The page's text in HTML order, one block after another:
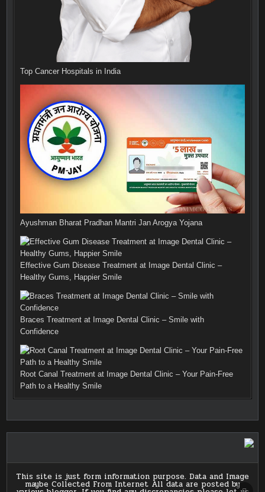
Top Cancer Hospitals in India
Ayushman Bharat Pradhan Mantri Jan Arogya Yojana
Effective Gum Disease Treatment at Image Dental Clinic –
Healthy Gums, Happier Smile
Braces Treatment at Image Dental Clinic – Smile with
Confidence
Root Canal Treatment at Image Dental Clinic – Your Pain-Free
Path to a Healthy Smile
This site is just form information purpose. Data and Image
maybe Collected From Internet All data are posted by